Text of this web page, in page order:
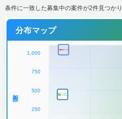
条件に一致した募集中の案件が2件見つかり
分布マップ
1,000
750
500
250